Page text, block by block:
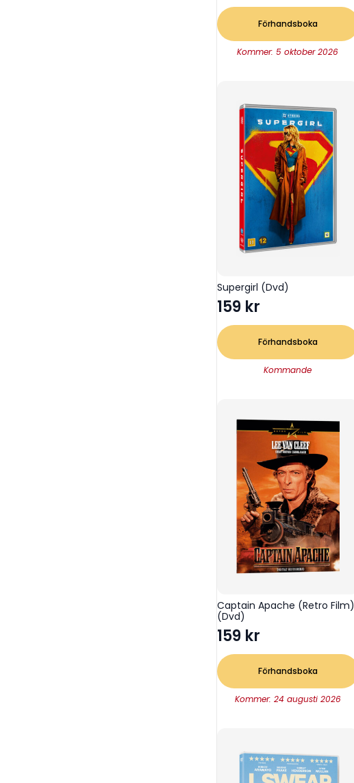
Förhandsboka
Kommer: 5 oktober 2026
Supergirl (Dvd)
159 kr
Förhandsboka
Kommande
Captain Apache (Retro Film)
(Dvd)
159 kr
Förhandsboka
Kommer: 24 augusti 2026